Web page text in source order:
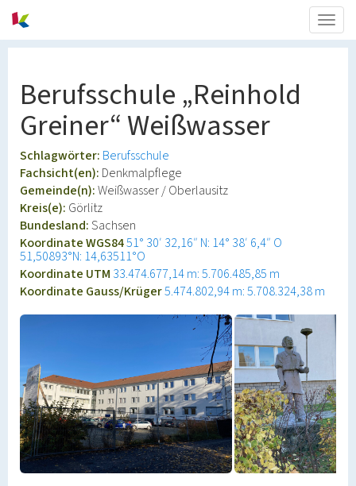
Berufsschule „Reinhold
Greiner“ Weißwasser
Schlagwörter: Berufsschule
Fachsicht(en): Denkmalpflege
Gemeinde(n):Weißwasser / Oberlausitz
Kreis(e): Görlitz
Bundesland:Sachsen
Koordinate WGS8451° 30′ 32,16″ N: 14° 38′ 6,4″ O
51,50893°N: 14,63511°O
Koordinate UTM 33.474.677,14 m: 5.706.485,85 m
Koordinate Gauss/Krüger5.474.802,94 m: 5.708.324,38 m